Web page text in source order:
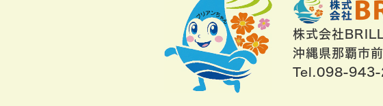
株式会社
沖縄県那覇市
Tel.098-